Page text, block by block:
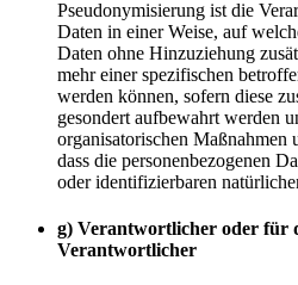
Pseudonymisierung ist die
Daten in einer Weise, auf
Daten ohne Hinzuziehung
mehr einer spezifischen
werden können, sofern diese
gesondert aufbewahrt werden
organisatorischen Maßnahmen
dass die personenbezogenen
oder identifizierbaren
g) Verantwortlicher oder für
Verantwortlicher